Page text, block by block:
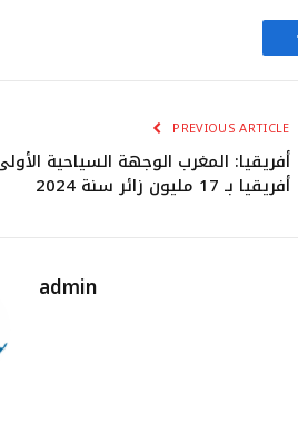
PREVIOUS ARTICLE
أفريقيا: المغرب الوجهة السياحية
أفريقيا بـ 17 مليون زائر سنة 2024
admin